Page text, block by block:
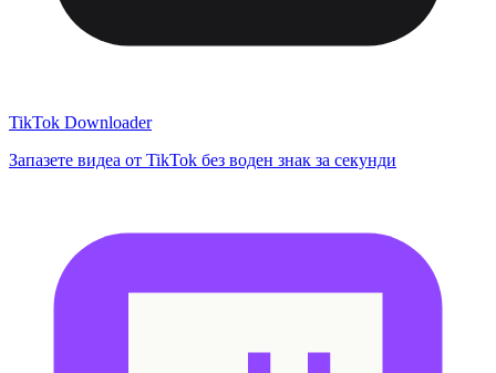
TikTok Downloader
Запазете видеа от TikTok без воден знак за секунди